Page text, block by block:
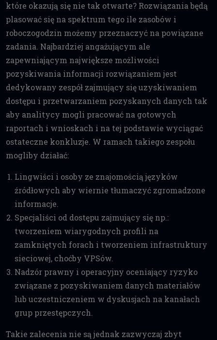
które okazują się nie tak otwarte? Rozwiązania będą
plasować się na spektrum tego ile zasobów i
roboczogodzin możemy przeznaczyć na powiązane
zadania. Najbardziej angażującym ale
zapewniającym największe możliwości
pozyskiwania informacji rozwiązaniem jest
dedykowany zespół zajmujący się uzyskiwaniem
dostępu i przetwarzaniem pozyskanych danych tak
aby analitycy mogli pracować na gotowych
raportach i wnioskach i na tej podstawie wyciągać
ostateczne konkluzje. W ramach takiego zespołu
mogliby działać:
Lingwiści i osoby ze znajomością języków
źródłowych aby wiernie tłumaczyć zgromadzone
informacje.
Specjaliści od dostępu zajmujący się np.:
tworzeniem wiarygodnych profili na
zamkniętych forach i tworzeniem infrastruktury
sieciowej, choćby VPSów.
Nadzór prawny i operacyjny oceniający ryzyko
związane z pozyskiwaniem danych materiałów
lub uczestniczeniem w dyskusjach na kanałach
grup przestępczych.
Takie zalecenia nie są jednak zazwyczaj zbyt